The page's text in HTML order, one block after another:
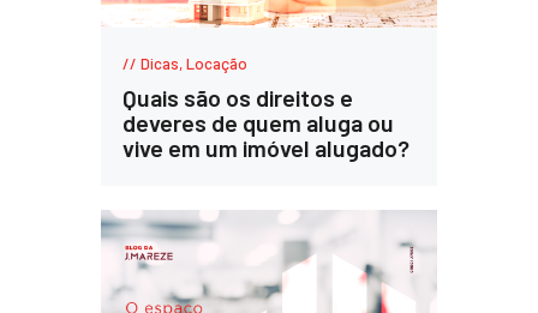
Dicas,Locação
Quais são os direitos e
deveres de quem aluga ou
vive em um imóvel alugado?